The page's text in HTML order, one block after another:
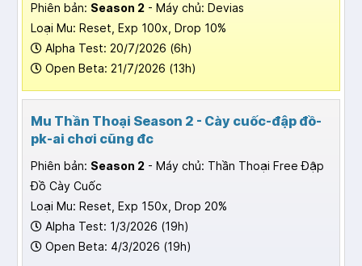
Phiên bản: Season 2 - Máy chủ: Devias
Loại Mu: Reset, Exp 100x, Drop 10%
Alpha Test: 20/7/2026 (6h)
Open Beta: 21/7/2026 (13h)
Mu Thần Thoại Season 2 - Cày cuốc-đập đồ-
pk-ai chơi cũng đc
Phiên bản: Season 2 - Máy chủ: Thần Thoại Free Đập
Đồ Cày Cuốc
Loại Mu: Reset, Exp 150x, Drop 20%
Alpha Test: 1/3/2026 (19h)
Open Beta: 4/3/2026 (19h)